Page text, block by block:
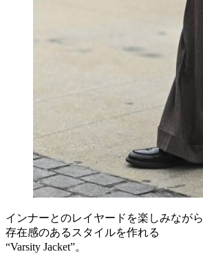
インナーとのレイヤードを楽しみながら
存在感のあるスタイルを作れる
“Varsity Jacket”。